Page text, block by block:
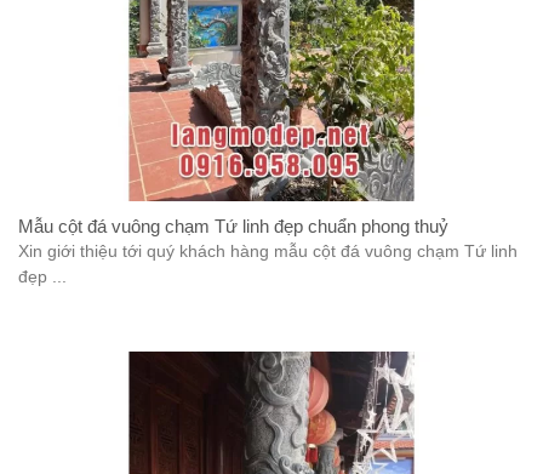
Mẫu cột đá vuông chạm Tứ linh đẹp chuẩn phong thuỷ
Xin giới thiệu tới quý khách hàng mẫu cột đá vuông chạm Tứ linh
đẹp ...